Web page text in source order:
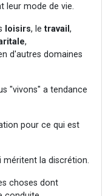
leur mode de vie.
loisirs, letravail,
,
d'autres domaines
"vivons" a tendance
pour ce qui est
méritent la discrétion.
choses dont